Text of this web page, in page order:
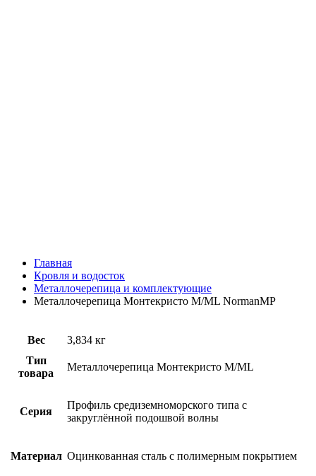
Главная
Кровля и водосток
Металлочерепица и комплектующие
Металлочерепица Монтекристо M/ML NormanMP
Вес
3,834 кг
Тип
товара
Металлочерепица Монтекристо M/ML
Серия
Профиль средиземноморского типа с
закруглённой подошвой волны
Материал Оцинкованная сталь с полимерным покрытием